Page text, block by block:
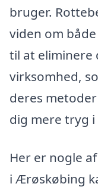
bruger.
viden om
til at eliminere
virksomhed,
deres
dig mere tryg
Her er nogle
i Ærøskøbing